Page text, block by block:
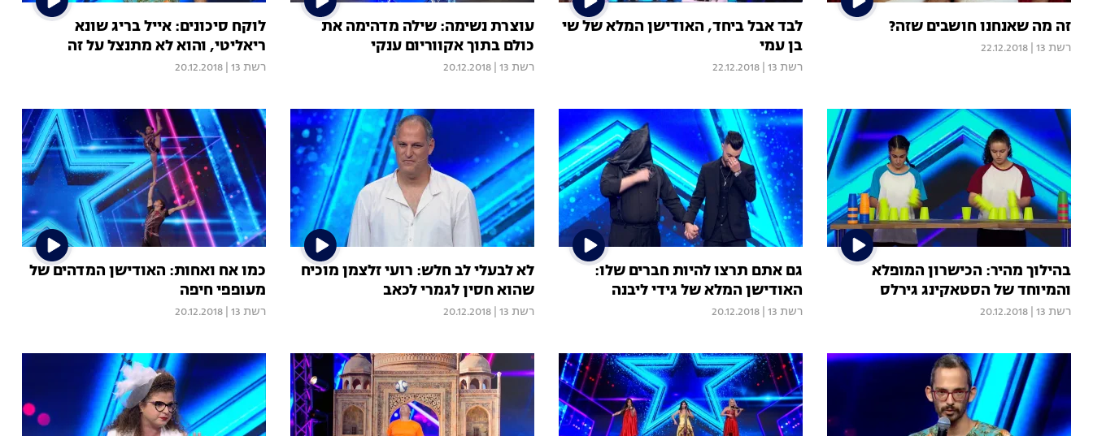
זה מה שאנחנו חושבים שזה?
רשת 13 22.12.2018
לבד אבל ביחד, האודישן המלא של שי
בן עמי
רשת 13 22.12.2018
עוצרת נשימה: שילה מדהימה את
כולם בתוך אקווריום ענקי
רשת 13 20.12.2018
לוקח סיכונים: אייל בריג שונא
ריאליטי, והוא לא מתנצל על זה
רשת 13 20.12.2018
בהילוך מהיר: הכישרון המופלא
והמיוחד של הסטאקינג גירלס
רשת 13 20.12.2018
גם אתם תרצו להיות חברים שלו:
האודישן המלא של גידי ליבנה
רשת 13 20.12.2018
לא לבעלי לב חלש: רועי זלצמן מוכיח
שהוא חסין לגמרי לכאב
רשת 13 20.12.2018
כמו אח ואחות: האודישן המדהים של
מעופפי חיפה
רשת 13 20.12.2018